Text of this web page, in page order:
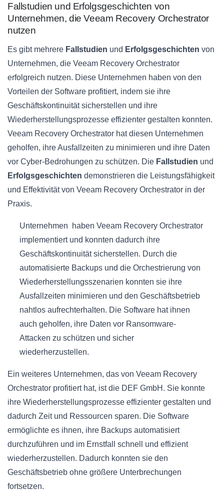
Fallstudien und Erfolgsgeschichten von
Unternehmen, die Veeam Recovery Orchestrator
nutzen
Es gibt mehrere Fallstudien und Erfolgsgeschichten von
Unternehmen, die Veeam Recovery Orchestrator
erfolgreich nutzen. Diese Unternehmen haben von den
Vorteilen der Software profitiert, indem sie ihre
Geschäftskontinuität sicherstellen und ihre
Wiederherstellungsprozesse effizienter gestalten konnten.
Veeam Recovery Orchestrator hat diesen Unternehmen
geholfen, ihre Ausfallzeiten zu minimieren und ihre Daten
vor Cyber-Bedrohungen zu schützen. Die Fallstudien und
Erfolgsgeschichten demonstrieren die Leistungsfähigkeit
und Effektivität von Veeam Recovery Orchestrator in der
Praxis.
Unternehmen haben Veeam Recovery Orchestrator
implementiert und konnten dadurch ihre
Geschäftskontinuität sicherstellen. Durch die
automatisierte Backups und die Orchestrierung von
Wiederherstellungsszenarien konnten sie ihre
Ausfallzeiten minimieren und den Geschäftsbetrieb
nahtlos aufrechterhalten. Die Software hat ihnen
auch geholfen, ihre Daten vor Ransomware-
Attacken zu schützen und sicher
wiederherzustellen.
Ein weiteres Unternehmen, das von Veeam Recovery
Orchestrator profitiert hat, ist die DEF GmbH. Sie konnte
ihre Wiederherstellungsprozesse effizienter gestalten und
dadurch Zeit und Ressourcen sparen. Die Software
ermöglichte es ihnen, ihre Backups automatisiert
durchzuführen und im Ernstfall schnell und effizient
wiederherzustellen. Dadurch konnten sie den
Geschäftsbetrieb ohne größere Unterbrechungen
fortsetzen.